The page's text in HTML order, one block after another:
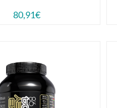
80,91€